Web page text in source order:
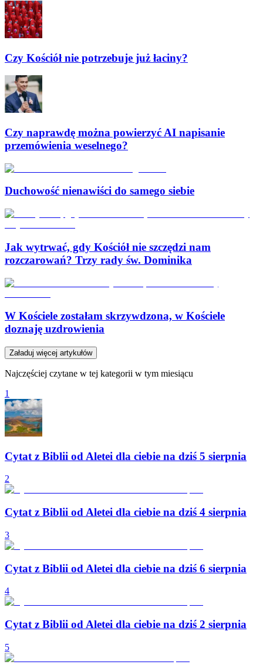
Czy Kościół nie potrzebuje już łaciny?
Czy naprawdę można powierzyć AI napisanie
przemówienia weselnego?
Duchowość nienawiści do samego siebie
Jak wytrwać, gdy Kościół nie szczędzi nam
rozczarowań? Trzy rady św. Dominika
W Kościele zostałam skrzywdzona, w Kościele
doznaję uzdrowienia
Załaduj więcej artykułów
Najczęściej czytane w tej kategorii w tym miesiącu
1
Cytat z Biblii od Aletei dla ciebie na dziś 5 sierpnia
2
Cytat z Biblii od Aletei dla ciebie na dziś 4 sierpnia
3
Cytat z Biblii od Aletei dla ciebie na dziś 6 sierpnia
4
Cytat z Biblii od Aletei dla ciebie na dziś 2 sierpnia
5